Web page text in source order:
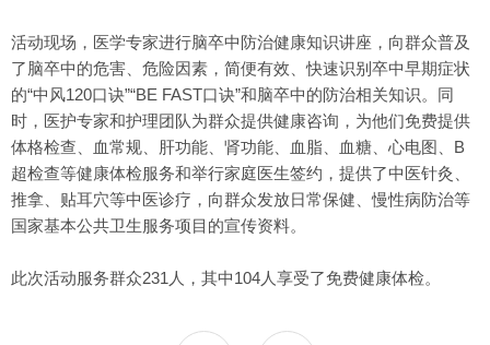
活动现场，医学专家进行脑卒中防治健康知识讲座，向群众普及
了脑卒中的危害、危险因素，简便有效、快速识别卒中早期症状
的“中风120口诀”“BE FAST口诀”和脑卒中的防治相关知识。同
时，医护专家和护理团队为群众提供健康咨询，为他们免费提供
体格检查、血常规、肝功能、肾功能、血脂、血糖、心电图、B
超检查等健康体检服务和举行家庭医生签约，提供了中医针灸、
推拿、贴耳穴等中医诊疗，向群众发放日常保健、慢性病防治等
国家基本公共卫生服务项目的宣传资料。
此次活动服务群众231人，其中104人享受了免费健康体检。